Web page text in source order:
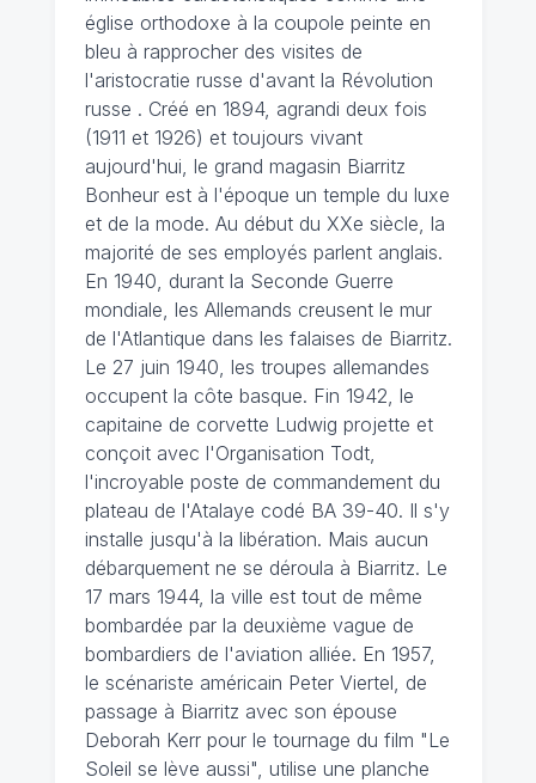
église orthodoxe à la coupole peinte en
bleu à rapprocher des visites de
l'aristocratie russe d'avant la Révolution
russe . Créé en 1894, agrandi deux fois
(1911 et 1926) et toujours vivant
aujourd'hui, le grand magasin Biarritz
Bonheur est à l'époque un temple du luxe
et de la mode. Au début du XXe siècle, la
majorité de ses employés parlent anglais.
En 1940, durant la Seconde Guerre
mondiale, les Allemands creusent le mur
de l'Atlantique dans les falaises de Biarritz.
Le 27 juin 1940, les troupes allemandes
occupent la côte basque. Fin 1942, le
capitaine de corvette Ludwig projette et
conçoit avec l'Organisation Todt,
l'incroyable poste de commandement du
plateau de l'Atalaye codé BA 39-40. Il s'y
installe jusqu'à la libération. Mais aucun
débarquement ne se déroula à Biarritz. Le
17 mars 1944, la ville est tout de même
bombardée par la deuxième vague de
bombardiers de l'aviation alliée. En 1957,
le scénariste américain Peter Viertel, de
passage à Biarritz avec son épouse
Deborah Kerr pour le tournage du film "Le
Soleil se lève aussi", utilise une planche